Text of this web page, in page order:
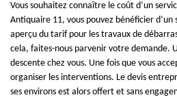
Vous souhaitez connaître le coût d’un
Antiquaire 11, vous pouvez bénéficier
aperçu du tarif pour les travaux de
cela, faites-nous parvenir votre demande.
descente chez vous. Une fois que vous
organiser les interventions. Le devis
ses environs est alors offert et sans